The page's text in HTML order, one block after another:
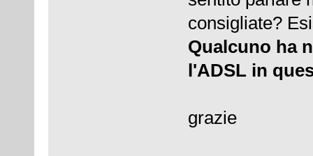
consigliate?
Qualcuno ha
l'ADSL in
grazie